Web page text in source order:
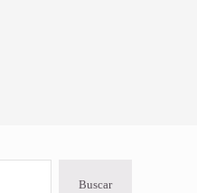
Buscar